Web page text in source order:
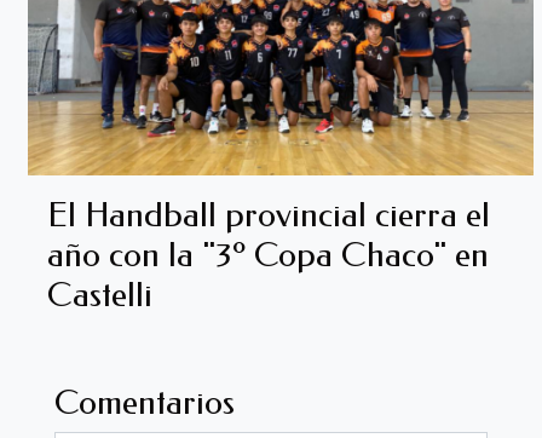
El Handball provincial cierra el
año con la "3º Copa Chaco" en
Castelli
Comentarios